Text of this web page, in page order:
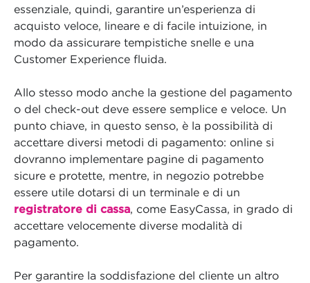
essenziale, quindi, garantire un’esperienza di
acquisto veloce, lineare e di facile intuizione, in
modo da assicurare tempistiche snelle e una
Customer Experience fluida.
Allo stesso modo anche la gestione del pagamento
o del check-out deve essere semplice e veloce. Un
punto chiave, in questo senso, è la possibilità di
accettare diversi metodi di pagamento: online si
dovranno implementare pagine di pagamento
sicure e protette, mentre, in negozio potrebbe
essere utile dotarsi di un terminale e di un
registratore di cassa, come EasyCassa, in grado di
accettare velocemente diverse modalità di
pagamento.
Per garantire la soddisfazione del cliente un altro